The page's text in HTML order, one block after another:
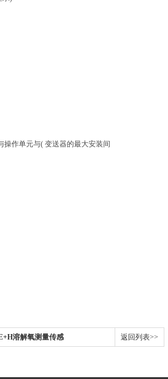
作单元与( 变送器的最大安装间
溶解氧测量传感 返回列表>>